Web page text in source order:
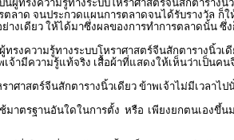
นผู้ทรงความรู้ทางระบบโหราศาสตร์จีนสักตาราง
าด จนประกวดแผนการตลาดจนได้รับรางวัล
างเดียว ให้ได้มาซึ่งผลของการทำการตลาดนั้น
ทรงความรู้ทางระบบโหราศาสตร์จีนสักตารางนิ้ว
จ้ามีความรู้แท้จริง เสื้อผ้าที่แสดงให้เห็นว่าเป็น
ศาสตร์จีนสักตารางนิ้วเดียว ข้าพเจ้าไม่มีเวลาไ
มาตรฐานอันใดในการตั้ง หรือ เพียงยกตนเองขึ้